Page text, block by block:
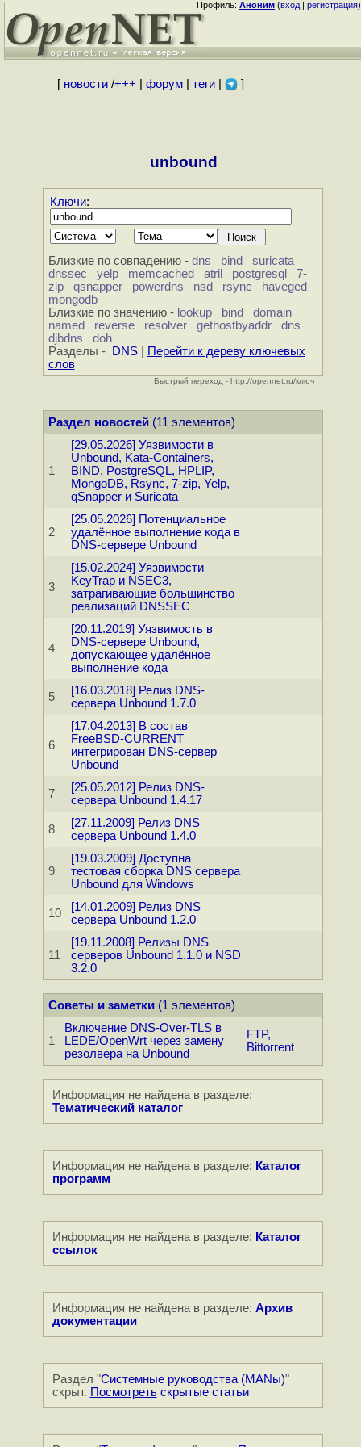
Профиль:Аноним(вход|регистрация)
[ новости/+++ форум| теги| ]
unbound
Ключи:
Близкие по совпадению - dns bind
suricata
dnssec
yelp memcached atril postgresql
7-
zip
qsnapper powerdns nsd rsync
haveged
mongodb
Близкие по значению - lookup bind
domain
named
reverse resolver gethostbyaddr
dns
djbdns
doh
Разделы -
DNS|
Перейти к дереву ключевых
слов
Быстрый переход - http://opennet.ru/ключ
Раздел новостей(11 элементов)
1
[29.05.2026] Уязвимости в
Unbound, Kata-Containers,
BIND, PostgreSQL, HPLIP,
MongoDB, Rsync, 7-zip, Yelp,
qSnapper и Suricata
2
[25.05.2026] Потенциальное
удалённое выполнение кода в
DNS-сервере Unbound
3
[15.02.2024] Уязвимости
KeyTrap и NSEC3,
затрагивающие большинство
реализаций DNSSEC
4
[20.11.2019] Уязвимость в
DNS-сервере Unbound,
допускающее удалённое
выполнение кода
5
[16.03.2018] Релиз DNS-
сервера Unbound 1.7.0
6
[17.04.2013] В состав
FreeBSD-CURRENT
интегрирован DNS-сервер
Unbound
7
[25.05.2012] Релиз DNS-
сервера Unbound 1.4.17
8
[27.11.2009] Релиз DNS
сервера Unbound 1.4.0
9
[19.03.2009] Доступна
тестовая сборка DNS сервера
Unbound для Windows
10
[14.01.2009] Релиз DNS
сервера Unbound 1.2.0
11
[19.11.2008] Релизы DNS
серверов Unbound 1.1.0 и NSD
3.2.0
Советы и заметки(1 элементов)
1
Включение DNS-Over-TLS в
LEDE/OpenWrt через замену
резолвера на Unbound
FTP,
Bittorrent
Информация не найдена в разделе:
Тематический каталог
Информация не найдена в разделе: Каталог
программ
Информация не найдена в разделе: Каталог
ссылок
Информация не найдена в разделе: Архив
документации
Раздел "Системные руководства (MANы)"
скрыт. Посмотретьскрытые статьи